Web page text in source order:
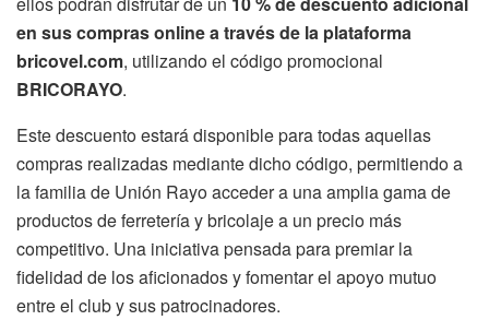
en sus compras online a través de la plataforma
bricovel.com, utilizando el código promocional
BRICORAYO.
Este descuento estará disponible para todas aquellas
compras realizadas mediante dicho código, permitiendo a
la familia de Unión Rayo acceder a una amplia gama de
productos de ferretería y bricolaje a un precio más
competitivo. Una iniciativa pensada para premiar la
fidelidad de los aficionados y fomentar el apoyo mutuo
entre el club y sus patrocinadores.